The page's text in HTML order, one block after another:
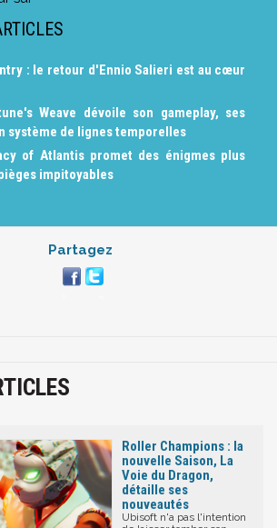
: le retour d'Ennio Salieri est au cœur
Weave dévoile son gameplay, ses
système de lignes temporelles
of Atlantis promet des énigmes plus
impitoyables
Partagez
Roller Champions : la
nouvelle Saison, La
Voie du Dragon,
détaille ses
nouveautés
Ubisoft n'a pas l'intention